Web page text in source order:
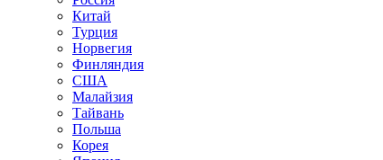
Китай
Турция
Норвегия
Финляндия
США
Малайзия
Тайвань
Польша
Корея